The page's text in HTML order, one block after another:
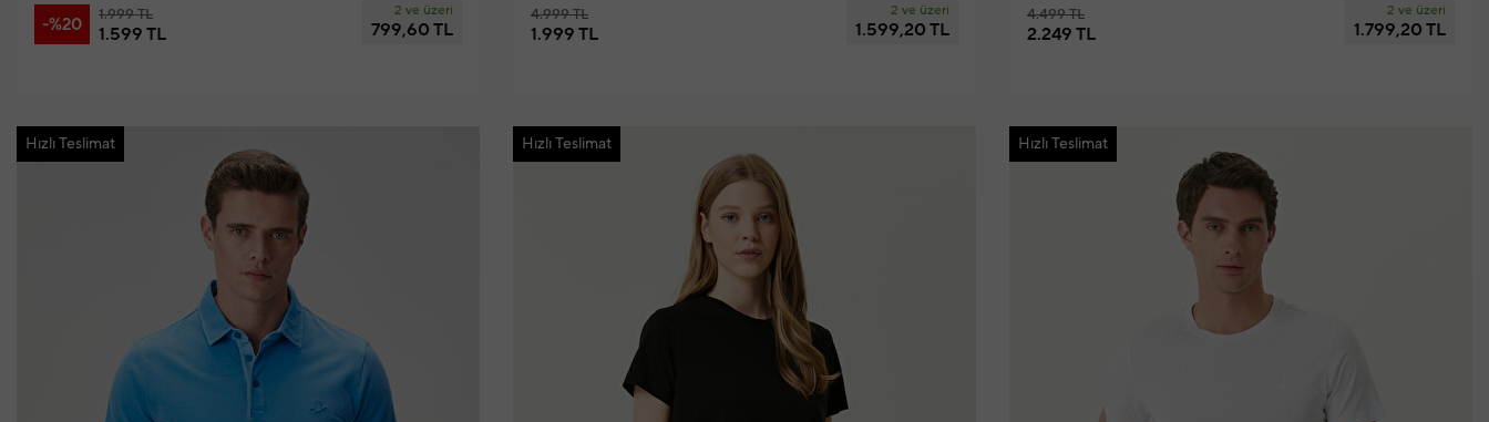
-%20 1.999 TL
1.599 TL
2 ve üzeri
799,60 TL
4.999 TL
1.999 TL
2 ve üzeri
1.599,20 TL
4.499 TL
2.249 TL
2 ve üzeri
1.799,20 TL
Hızlı Teslimat Hızlı Teslimat Hızlı Teslimat